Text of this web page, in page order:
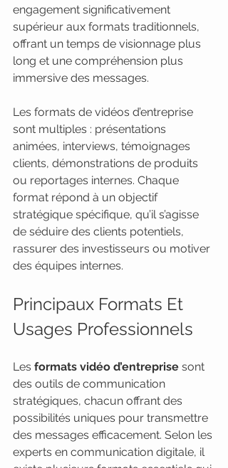
engagement significativement
supérieur aux formats traditionnels,
offrant un temps de visionnage plus
long et une compréhension plus
immersive des messages.
Les formats de vidéos d’entreprise
sont multiples : présentations
animées, interviews, témoignages
clients, démonstrations de produits
ou reportages internes. Chaque
format répond à un objectif
stratégique spécifique, qu’il s’agisse
de séduire des clients potentiels,
rassurer des investisseurs ou motiver
des équipes internes.
Principaux Formats Et
Usages Professionnels
Les formats vidéo d’entreprise sont
des outils de communication
stratégiques, chacun offrant des
possibilités uniques pour transmettre
des messages efficacement. Selon les
experts en communication digitale, il